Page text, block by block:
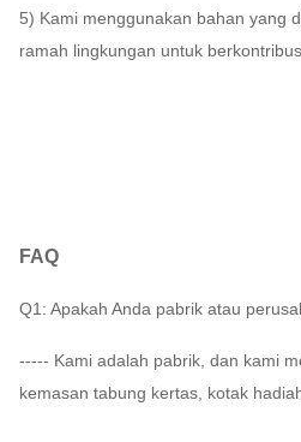
5) Kami menggunakan bahan yang
ramah lingkungan untuk
FAQ
Q1: Apakah Anda pabrik atau
----- Kami adalah pabrik, dan kami
kemasan tabung kertas, kotak